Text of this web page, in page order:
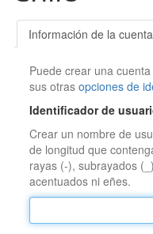
Información de la cuenta
Puede crear una
sus otrasopciones de
Identificador de
Crear un nombre de
de longitud que
rayas (-), subrayados
acentuados ni eñes.